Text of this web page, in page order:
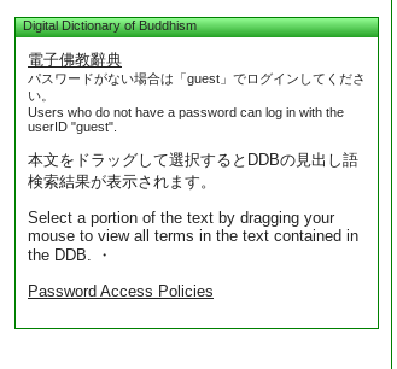
Digital Dictionary of Buddhism
電子佛教辭典
パスワードがない場合は「guest」でログインしてくださ
い。
Users who do not have a password can log in with the
userID "guest".
本文をドラッグして選択するとDDBの見出し語
検索結果が表示されます。
Select a portion of the text by dragging your
mouse to view all terms in the text contained in
the DDB. ・
Password Access Policies